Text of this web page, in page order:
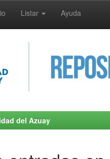
Listar Ayuda
del Azuay